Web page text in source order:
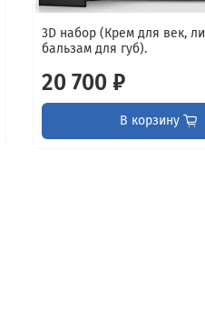
3D набор (Крем для век,
бальзам для губ).
20 700 ₽
В корзину